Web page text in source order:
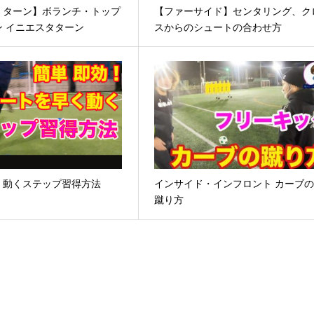
ターン】ボランチ・トップ
イニエスタターン
【ファーサイド】センタリング、ク
スからのシュートの合わせ方
動くステップ習得方法
インサイド・インフロント カーブの
蹴り方